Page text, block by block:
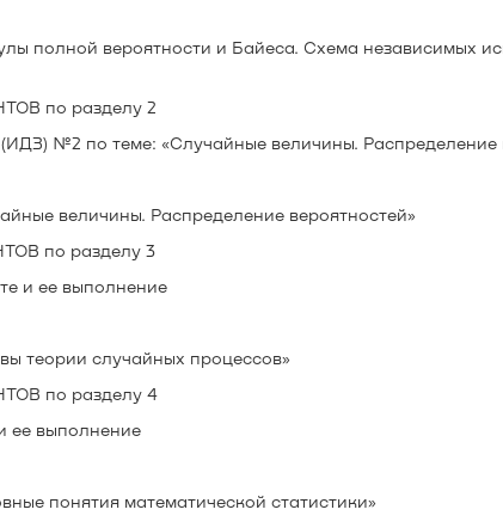
полной вероятности и Байеса. Схема независимых
по разделу 2
№2 по теме: «Случайные величины. Распределение
величины. Распределение вероятностей»
по разделу 3
и ее выполнение
теории случайных процессов»
по разделу 4
ее выполнение
понятия математической статистики»